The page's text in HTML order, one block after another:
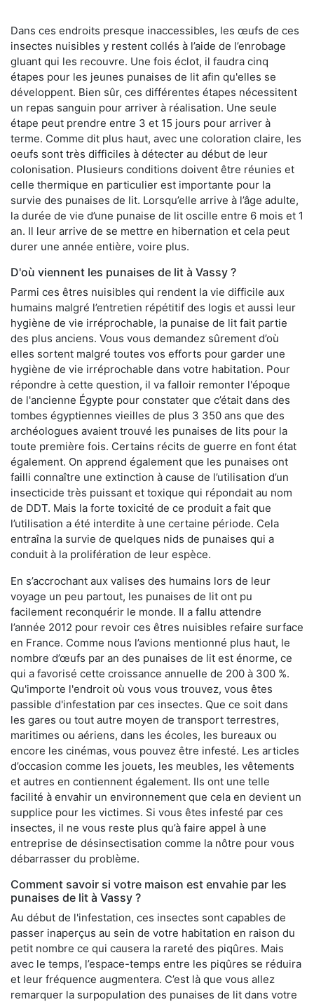
Dans ces endroits presque inaccessibles, les œufs de ces
insectes nuisibles y restent collés à l’aide de l’enrobage
gluant qui les recouvre. Une fois éclot, il faudra cinq
étapes pour les jeunes punaises de lit afin qu'elles se
développent. Bien sûr, ces différentes étapes nécessitent
un repas sanguin pour arriver à réalisation. Une seule
étape peut prendre entre 3 et 15 jours pour arriver à
terme. Comme dit plus haut, avec une coloration claire, les
oeufs sont très difficiles à détecter au début de leur
colonisation. Plusieurs conditions doivent être réunies et
celle thermique en particulier est importante pour la
survie des punaises de lit. Lorsqu’elle arrive à l’âge adulte,
la durée de vie d’une punaise de lit oscille entre 6 mois et 1
an. Il leur arrive de se mettre en hibernation et cela peut
durer une année entière, voire plus.
D'où viennent les punaises de lit à Vassy ?
Parmi ces êtres nuisibles qui rendent la vie difficile aux
humains malgré l’entretien répétitif des logis et aussi leur
hygiène de vie irréprochable, la punaise de lit fait partie
des plus anciens. Vous vous demandez sûrement d’où
elles sortent malgré toutes vos efforts pour garder une
hygiène de vie irréprochable dans votre habitation. Pour
répondre à cette question, il va falloir remonter l'époque
de l'ancienne Égypte pour constater que c’était dans des
tombes égyptiennes vieilles de plus 3 350 ans que des
archéologues avaient trouvé les punaises de lits pour la
toute première fois. Certains récits de guerre en font état
également. On apprend également que les punaises ont
failli connaître une extinction à cause de l’utilisation d’un
insecticide très puissant et toxique qui répondait au nom
de DDT. Mais la forte toxicité de ce produit a fait que
l’utilisation a été interdite à une certaine période. Cela
entraîna la survie de quelques nids de punaises qui a
conduit à la prolifération de leur espèce.
En s’accrochant aux valises des humains lors de leur
voyage un peu partout, les punaises de lit ont pu
facilement reconquérir le monde. Il a fallu attendre
l’année 2012 pour revoir ces êtres nuisibles refaire surface
en France. Comme nous l’avions mentionné plus haut, le
nombre d’œufs par an des punaises de lit est énorme, ce
qui a favorisé cette croissance annuelle de 200 à 300 %.
Qu'importe l'endroit où vous vous trouvez, vous êtes
passible d'infestation par ces insectes. Que ce soit dans
les gares ou tout autre moyen de transport terrestres,
maritimes ou aériens, dans les écoles, les bureaux ou
encore les cinémas, vous pouvez être infesté. Les articles
d’occasion comme les jouets, les meubles, les vêtements
et autres en contiennent également. Ils ont une telle
facilité à envahir un environnement que cela en devient un
supplice pour les victimes. Si vous êtes infesté par ces
insectes, il ne vous reste plus qu’à faire appel à une
entreprise de désinsectisation comme la nôtre pour vous
débarrasser du problème.
Comment savoir si votre maison est envahie par les
punaises de lit à Vassy ?
Au début de l'infestation, ces insectes sont capables de
passer inaperçus au sein de votre habitation en raison du
petit nombre ce qui causera la rareté des piqûres. Mais
avec le temps, l’espace-temps entre les piqûres se réduira
et leur fréquence augmentera. C’est là que vous allez
remarquer la surpopulation des punaises de lit dans votre